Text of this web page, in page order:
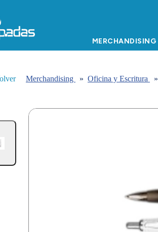
MERCHANDISING
Merchandising » Oficina y Escritura »